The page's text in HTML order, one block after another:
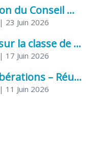
Avis de réunion du Conseil municipal du 1er juillet 2026
| 23 Juin 2026
Information sur la classe de Très petite section à Saint Jean d’Angély
| 17 Juin 2026
Liste des délibérations – Réunion du Conseil municipal du 05 juin 2026
| 11 Juin 2026